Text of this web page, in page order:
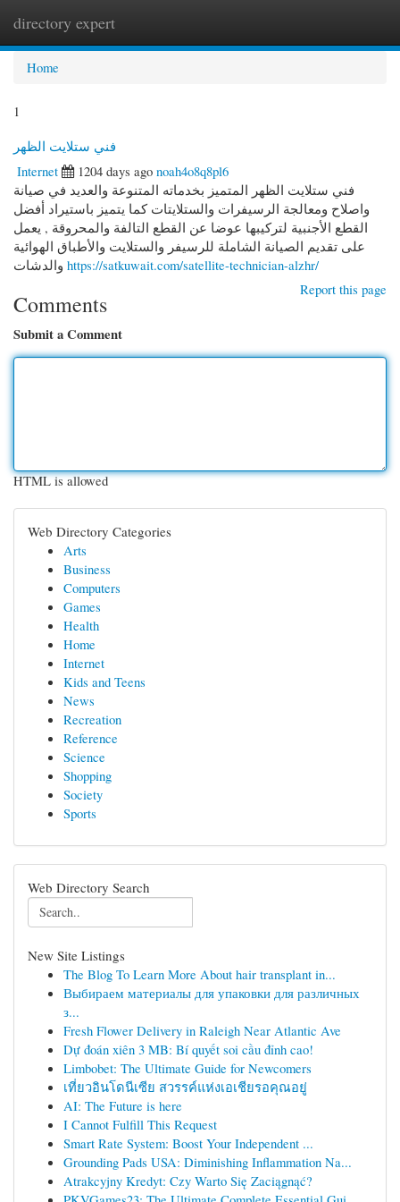
directory expert
Home
1
فني ستلايت الظهر
Internet
1204 days ago noah4o8q8pl6
فني ستلايت الظهر المتميز بخدماته المتنوعة والعديد في صيانة
واصلاح ومعالجة الرسيفرات والستلايتات كما يتميز باستيراد أفضل
القطع الأجنبية لتركيبها عوضا عن القطع التالفة والمحروقة , يعمل
على تقديم الصيانة الشاملة للرسيفر والستلايت والأطباق الهوائية
https://satkuwait.com/satellite-technician-alzhr/
Report this page
Comments
Submit a Comment
HTML is allowed
Web Directory Categories
Arts
Business
Computers
Games
Health
Home
Internet
Kids and Teens
News
Recreation
Reference
Science
Shopping
Society
Sports
Web Directory Search
New Site Listings
The Blog To Learn More About hair transplant in...
Выбираем материалы для упаковки для различных
з...
Fresh Flower Delivery in Raleigh Near Atlantic Ave
Dự đoán xiên 3 MB: Bí quyết soi cầu đỉnh cao!
Limbobet: The Ultimate Guide for Newcomers
เที่ยวอินโดนีเซีย สวรรค์แห่งเอเชียรอคุณอยู่
AI: The Future is here
I Cannot Fulfill This Request
Smart Rate System: Boost Your Independent ...
Grounding Pads USA: Diminishing Inflammation Na...
Atrakcyjny Kredyt: Czy Warto Się Zaciągnąć?